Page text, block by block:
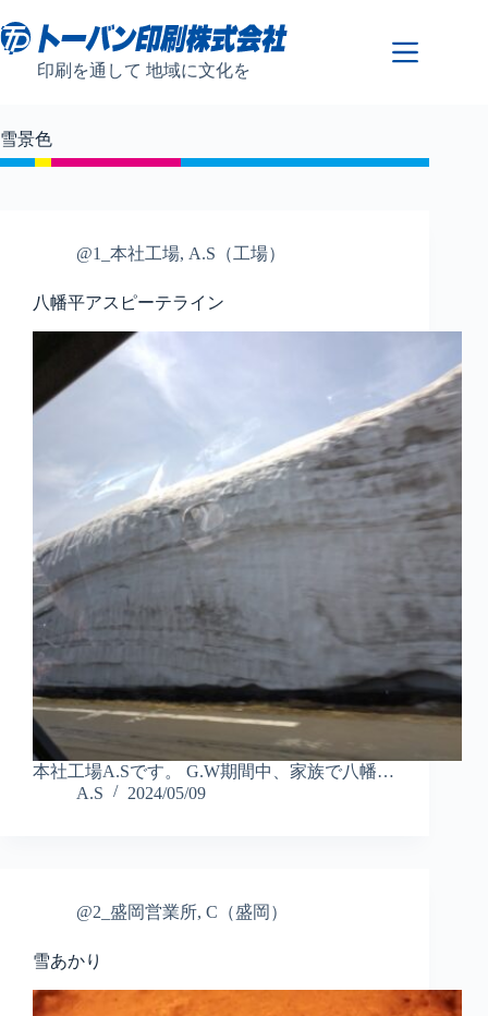
ン
テ
ス
キ
印刷を通して 地域に文化を
雪景色
@1_本社工場, A.S（工場）
八幡平アスピーテライン
本社工場A.Sです。 G.W期間中、家族で八幡…
A.S
2024/05/09
@2_盛岡営業所, C（盛岡）
雪あかり